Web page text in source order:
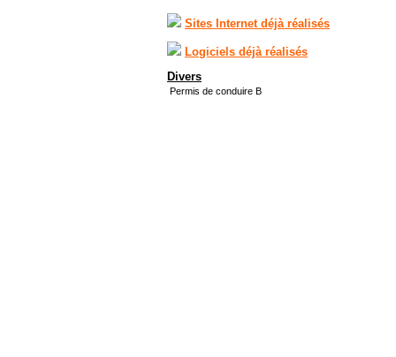
Sites Internet déjà réalisés
Logiciels déjà réalisés
Divers
Permis de conduire B